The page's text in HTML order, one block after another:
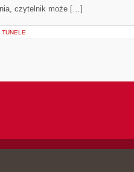
czytelnik może […]